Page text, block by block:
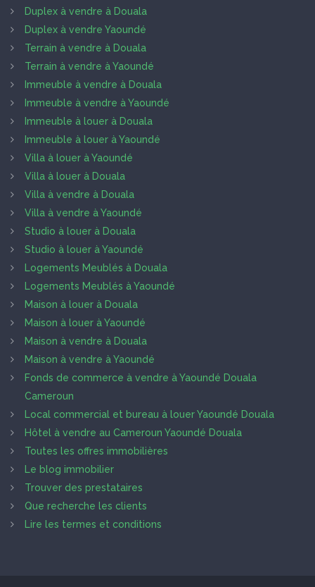
Duplex à vendre à Douala
Duplex à vendre Yaoundé
Terrain à vendre à Douala
Terrain à vendre à Yaoundé
Immeuble à vendre à Douala
Immeuble à vendre à Yaoundé
Immeuble à louer à Douala
Immeuble à louer à Yaoundé
Villa à louer à Yaoundé
Villa à louer à Douala
Villa à vendre à Douala
Villa à vendre à Yaoundé
Studio à louer à Douala
Studio à louer à Yaoundé
Logements Meublés à Douala
Logements Meublés à Yaoundé
Maison à louer à Douala
Maison à louer à Yaoundé
Maison à vendre à Douala
Maison à vendre à Yaoundé
Fonds de commerce à vendre à Yaoundé Douala
Cameroun
Local commercial et bureau à louer Yaoundé Douala
Hôtel à vendre au Cameroun Yaoundé Douala
Toutes les offres immobilières
Le blog immobilier
Trouver des prestataires
Que recherche les clients
Lire les termes et conditions